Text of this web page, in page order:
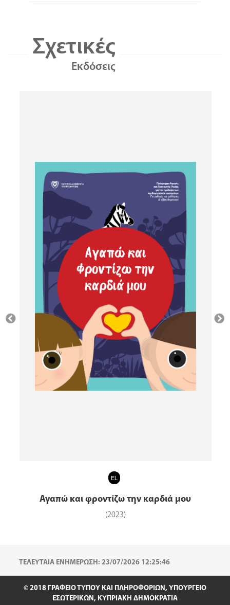
Σχετικές
Εκδόσεις
EL
Αγαπώ και φροντίζω την καρδιά μου
(2023)
ΤΕΛΕΥΤΑΙΑ ΕΝΗΜΕΡΩΣΗ: 23/07/2026 12:25:46
© 2018 ΓΡΑΦΕΙΟ ΤΥΠΟΥ ΚΑΙ ΠΛΗΡΟΦΟΡΙΩΝ, ΥΠΟΥΡΓΕΙΟ
ΕΣΩΤΕΡΙΚΩΝ, ΚΥΠΡΙΑΚΗ ΔΗΜΟΚΡΑΤΙΑ